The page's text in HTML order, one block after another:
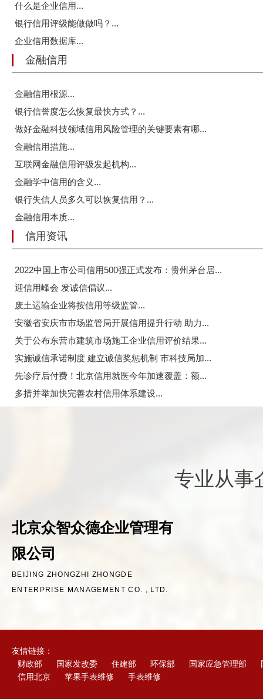
什么是企业信用...
银行信用评级能做做吗？...
企业信用数据库...
金融信用
金融信用根源...
银行信誉度怎么恢复最快方式？...
做好金融科技领域信用风险管理的关键要素有哪...
金融信用措施...
互联网金融信用评级发起机构...
金融学中信用的含义...
银行失信人员多久可以恢复信用？...
金融信用本质...
信用资讯
2022中国上市公司信用500强正式发布：贵州茅台居...
迎信用峰会 发诚信倡议...
废土运输企业将按信用等级监管...
安徽省安庆市市场监管局开展信用提升行动 助力...
关于公布东营市建筑市场施工企业信用评价结果...
实施诚信承诺制度 建立诚信奖惩机制 市科技局加...
先诊疗后付费！北京信用就医今年加速覆盖：额...
多措并举加快完善农村信用体系建设...
专业从事
北京众智众德企业管理有
限公司
BEIJING ZHONGZHI ZHONGDE
ENTERPRISE MANAGEMENT CO. , LTD.
友情链接：
财政部
国家发改委 住建部 环保部 国家应急管理部
信用北京
苹果手表维修 手表维修